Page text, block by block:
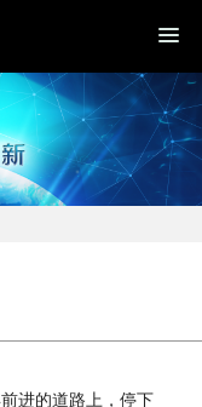
进的道路上，停下